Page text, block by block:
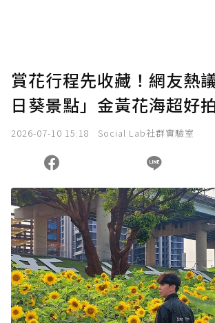
賞花行程先收藏！網友熱
日葵景點」金黃花海超好
2026-07-10 15:18 Social Lab社群實驗室